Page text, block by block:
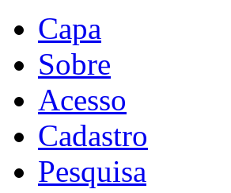
Capa
Sobre
Acesso
Cadastro
Pesquisa